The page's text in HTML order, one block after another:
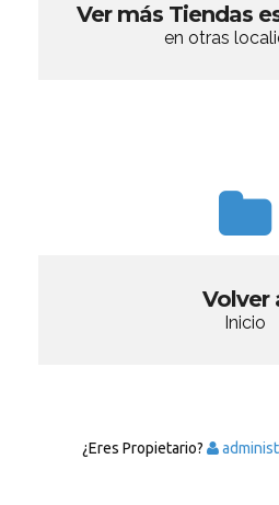
Ver más Tiendas
en otras
Volver
Inicio
¿Eres Propietario?